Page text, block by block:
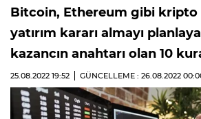
Bitcoin, Ethereum gibi kripto
yatırım kararı almayı
kazancın anahtarı olan 10
25.08.2022 19:52 GÜNCELLEME : 26.08.2022